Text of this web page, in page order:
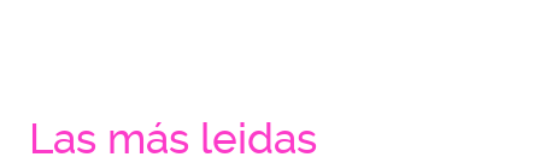
Las más leidas